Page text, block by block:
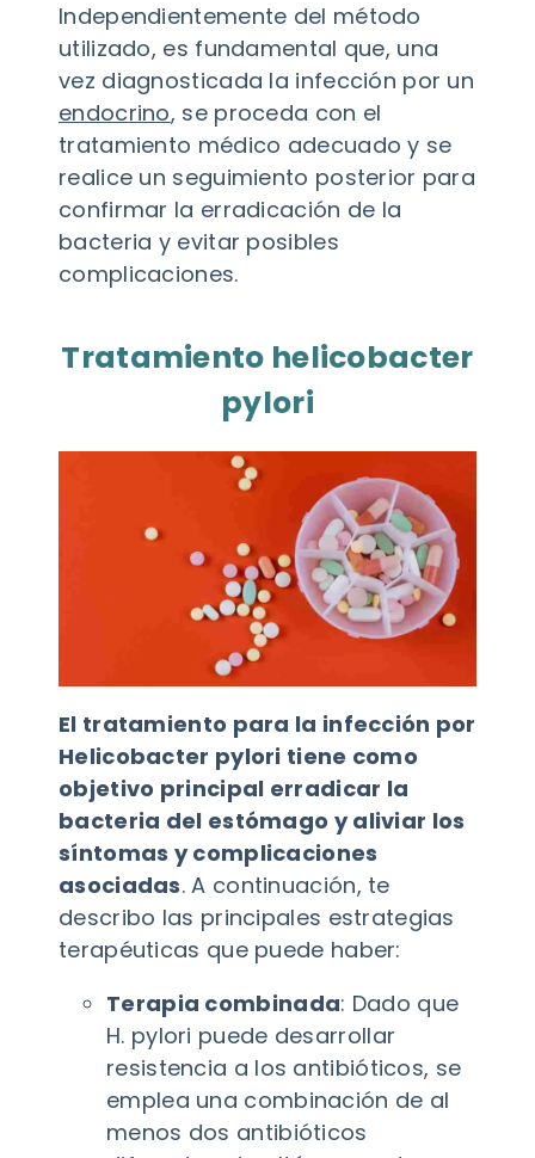
Independientemente del método
utilizado, es fundamental que, una
vez diagnosticada la infección por un
endocrino, se proceda con el
tratamiento médico adecuado y se
realice un seguimiento posterior para
confirmar la erradicación de la
bacteria y evitar posibles
complicaciones.
Tratamiento helicobacter
pylori
El tratamiento para la infección por
Helicobacter pylori tiene como
objetivo principal erradicar la
bacteria del estómago y aliviar los
síntomas y complicaciones
asociadas. A continuación, te
describo las principales estrategias
terapéuticas que puede haber:
Terapia combinada: Dado que
H. pylori puede desarrollar
resistencia a los antibióticos, se
emplea una combinación de al
menos dos antibióticos